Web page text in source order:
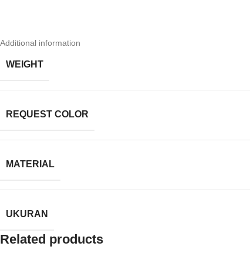
Additional information
WEIGHT
REQUEST COLOR
MATERIAL
UKURAN
Related products